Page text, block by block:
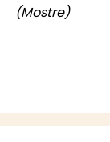
(Mostre)